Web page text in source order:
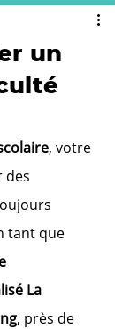
un
, votre
des
tant que
La
, près de